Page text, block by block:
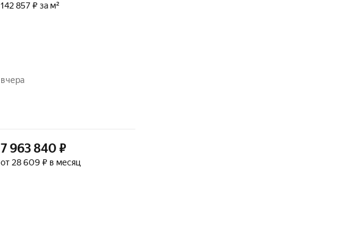
142 857 ₽ за м²
вчера
7 963 840 ₽
от 28 609 ₽ в месяц